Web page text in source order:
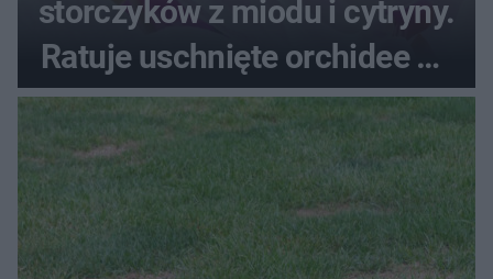
storczyków z miodu i cytryny.
Ratuje uschnięte orchidee po
upałach